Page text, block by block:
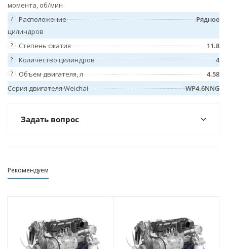
момента, об/мин
?
Расположение
цилиндров
Рядное
? Степень сжатия 11.8
? Количество цилиндров 4
? Объем двигателя, л
4.58
Серия двигателя Weichai
WP4.6NNG
Задать вопрос
Рекомендуем